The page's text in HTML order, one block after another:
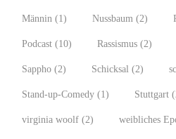
Männin (1) Nussbaum (2)
Podcast (10) Rassismus (2)
Sappho (2) Schicksal (2)
Stand-up-Comedy (1) Stuttgart
virginia woolf (2) weibliches